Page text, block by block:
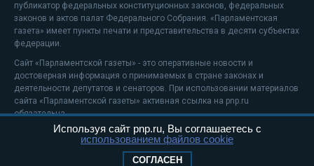
публикатор федеральных конституционных законов, федеральных
законов и актов палат Федерального Собрания. «Парламентская
газета» имеет пункты печати и представительства в десяти субъектах
федерации.
Сайт «Парламентской газеты» - это оперативные новости и
достоверная информация о принимаемых в стране законах и
деятельности депутатов и сенаторов. При использовании материалов
сайта «Парламентской газеты» активная ссылка на pnp.ru
обязательна.
На информационном ресурсе применяютсярекомендательные
Положение о защите персональных данных
Используя сайт pnp.ru, Вы соглашаетесь с
использованием файлов cookie
СОГЛАСЕН